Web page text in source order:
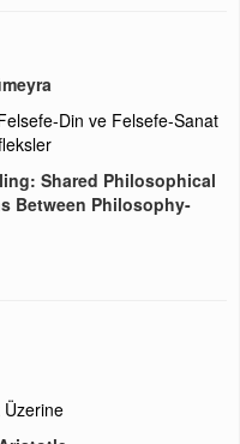
Din ve Felsefe-Sanat
Shared Philosophical
Between Philosophy-
Üzerine